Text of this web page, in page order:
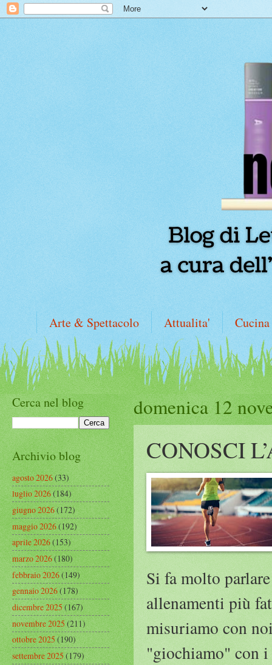
Arte & Spettacolo Attualita' Cucina
domenica 12
CONOSCI
Si fa molto
allenamenti più
misuriamo con
"giochiamo" con
Cerca nel blog
Archivio blog
agosto 2026(33)
luglio 2026(184)
giugno 2026(172)
maggio 2026(192)
aprile 2026(153)
marzo 2026(180)
febbraio 2026(149)
gennaio 2026(178)
dicembre 2025(167)
novembre 2025(211)
ottobre 2025(190)
settembre 2025(179)